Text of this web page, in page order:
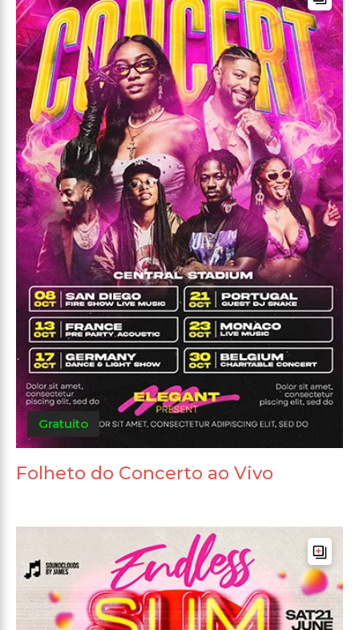
Gratuito
Folheto do Concerto ao Vivo